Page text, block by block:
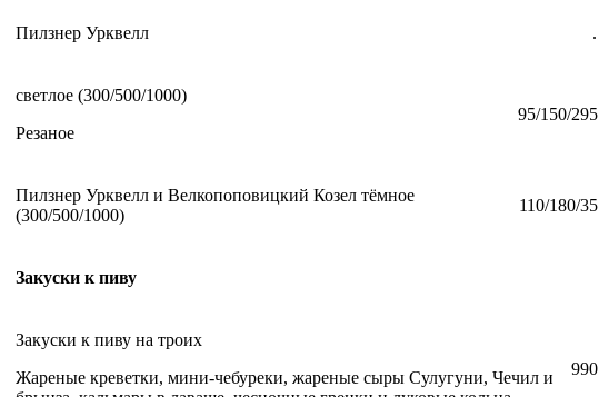
Пилзнер Урквелл .
светлое (300/500/1000)
Резаное
95/150/295
Пилзнер Урквелл и Велкопоповицкий Козел тёмное
(300/500/1000)
110/180/35
Закуски к пиву
Закуски к пиву на троих
Жареные креветки, мини-чебуреки, жареные сыры Сулугуни, Чечил и
990